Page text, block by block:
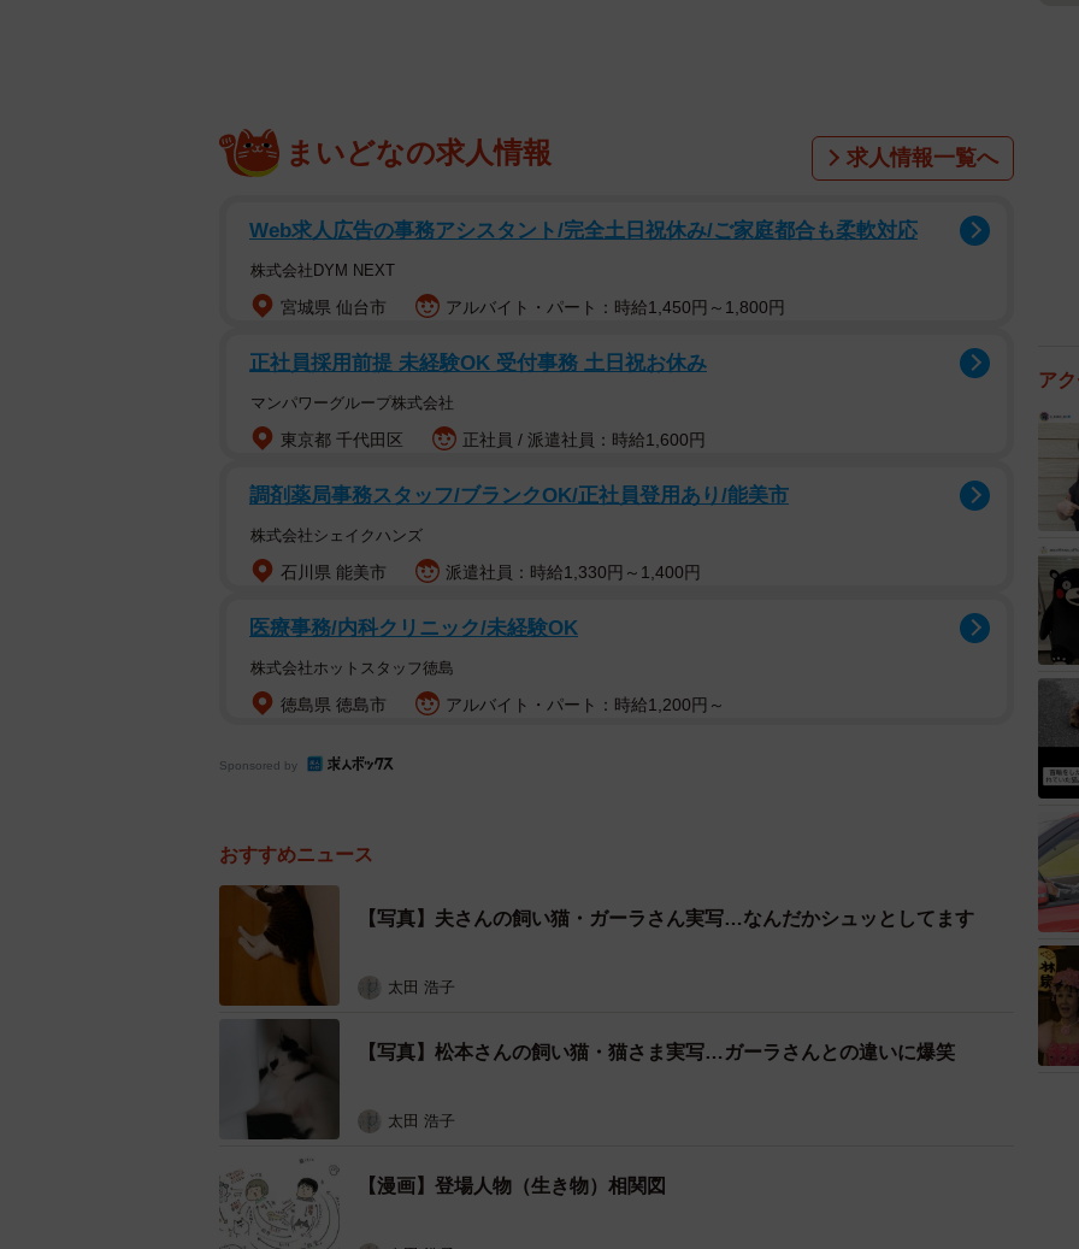
まいどなの求人情報 求人情報一覧へ
Web求人広告の事務アシスタント/完全土日祝休み/ご家庭都合も柔軟対応
株式会社DYM NEXT
宮城県 仙台市 アルバイト・パート：時給1,450円～1,800円
正社員採用前提 未経験OK 受付事務 土日祝お休み
マンパワーグループ株式会社
東京都 千代田区 正社員 / 派遣社員：時給1,600円
調剤薬局事務スタッフ/ブランクOK/正社員登用あり/能美市
株式会社シェイクハンズ
石川県 能美市 派遣社員：時給1,330円～1,400円
医療事務/内科クリニック/未経験OK
株式会社ホットスタッフ徳島
徳島県 徳島市 アルバイト・パート：時給1,200円～
Sponsored by
おすすめニュース
【写真】夫さんの飼い猫・ガーラさん実写…なんだかシュッとしてます
太田 浩子
【写真】松本さんの飼い猫・猫さま実写…ガーラさんとの違いに爆笑
太田 浩子
【漫画】登場人物（生き物）相関図
ア